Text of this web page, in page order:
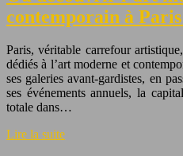
contemporain à
Paris, véritable carrefour
dédiés à l’art moderne et
ses galeries avant-gardistes, en
ses événements annuels, la
totale dans…
Lire la suite